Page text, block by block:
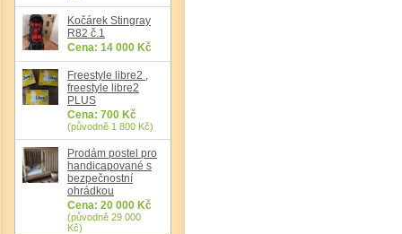
Kočárek Stingray
R82 č.1
Cena: 14 000 Kč
Freestyle libre2 ,
freestyle libre2
PLUS
Cena: 700 Kč
(původně 1 800 Kč)
Prodám postel pro
handicapované s
bezpečnostní
ohrádkou
Cena: 20 000 Kč
(původně 29 000
Kč)